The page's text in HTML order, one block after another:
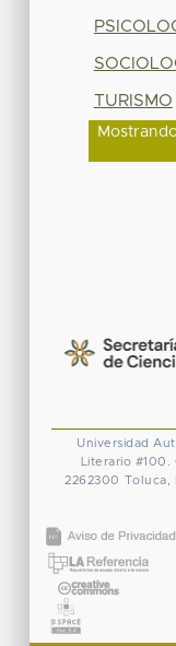
TURISMO
Mostrando
Universidad
Literario #100.
2262300 Toluca,